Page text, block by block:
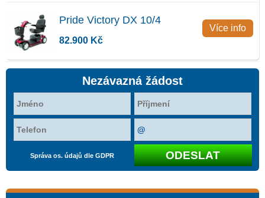
Pride Victory DX 10/4
82.900 Kč
Více info
Nezávazná žádost
Správa os. údajů dle GDPR